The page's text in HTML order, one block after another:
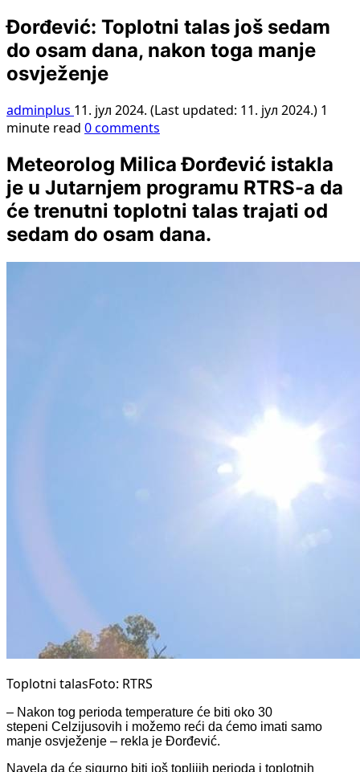
Đorđević: Toplotni talas još sedam
do osam dana, nakon toga manje
osvježenje
adminplus 11. јул 2024. (Last updated: 11. јул 2024.) 1
minute read 0 comments
Meteorolog Milica Đorđević istakla
je u Јutarnjem programu RTRS-a da
će trenutni toplotni talas trajati od
sedam do osam dana.
Toplotni talasFoto: RTRS
– Nakon tog perioda temperature će biti oko 30
stepeni Celzijusovih i možemo reći da ćemo imati samo
manje osvježenje – rekla je Đorđević.
Navela da će sigurno biti još toplijih perioda i toplotnih